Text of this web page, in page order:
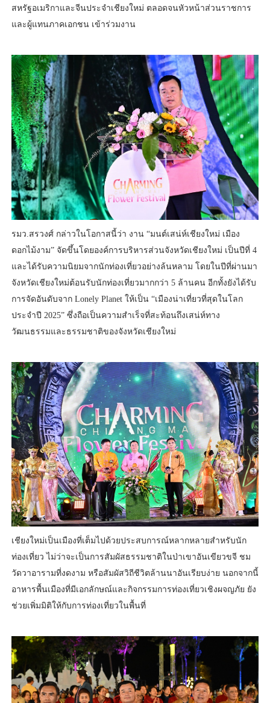
สหรัฐอเมริกาและจีนประจำเชียงใหม่ ตลอดจนหัวหน้าส่วนราชการ
และผู้แทนภาคเอกชน เข้าร่วมงาน
รมว.สรวงศ์ กล่าวในโอกาสนี้ว่า งาน “มนต์เสน่ห์เชียงใหม่ เมือง
ดอกไม้งาม” จัดขึ้นโดยองค์การบริหารส่วนจังหวัดเชียงใหม่ เป็นปีที่ 4
และได้รับความนิยมจากนักท่องเที่ยวอย่างล้นหลาม โดยในปีที่ผ่านมา
จังหวัดเชียงใหม่ต้อนรับนักท่องเที่ยวมากกว่า 5 ล้านคน อีกทั้งยังได้รับ
การจัดอันดับจาก Lonely Planet ให้เป็น “เมืองน่าเที่ยวที่สุดในโลก
ประจำปี 2025” ซึ่งถือเป็นความสำเร็จที่สะท้อนถึงเสน่ห์ทาง
วัฒนธรรมและธรรมชาติของจังหวัดเชียงใหม่
เชียงใหม่เป็นเมืองที่เต็มไปด้วยประสบการณ์หลากหลายสำหรับนัก
ท่องเที่ยว ไม่ว่าจะเป็นการสัมผัสธรรมชาติในป่าเขาอันเขียวขจี ชม
วัดวาอารามที่งดงาม หรือสัมผัสวิถีชีวิตล้านนาอันเรียบง่าย นอกจากนี้
อาหารพื้นเมืองที่มีเอกลักษณ์และกิจกรรมการท่องเที่ยวเชิงผจญภัย ยัง
ช่วยเพิ่มมิติให้กับการท่องเที่ยวในพื้นที่